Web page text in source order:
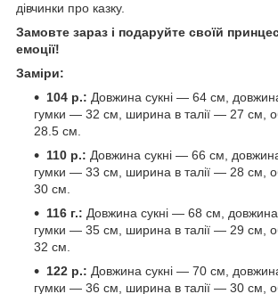
дівчинки про казку.
Замовте зараз і подаруйте своїй
емоції!
Заміри:
104 р.: Довжина сукні — 64 см,
гумки — 32 см, ширина в талії — 27 см,
28.5 см.
110 р.: Довжина сукні — 66 см,
гумки — 33 см, ширина в талії — 28 см,
30 см.
116 г.: Довжина сукні — 68 см,
гумки — 35 см, ширина в талії — 29 см,
32 см.
122 р.: Довжина сукні — 70 см,
гумки — 36 см, ширина в талії — 30 см,